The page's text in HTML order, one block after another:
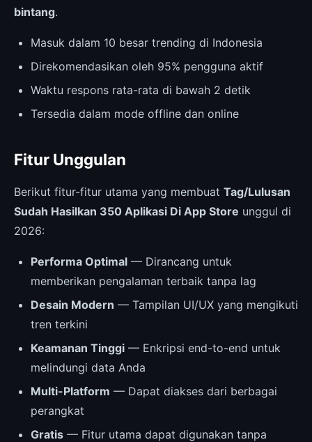
bintang.
Masuk dalam 10 besar trending di Indonesia
Direkomendasikan oleh 95% pengguna aktif
Waktu respons rata-rata di bawah 2 detik
Tersedia dalam mode offline dan online
Fitur Unggulan
Berikut fitur-fitur utama yang membuat Tag/Lulusan
Sudah Hasilkan 350 Aplikasi Di App Store unggul di
2026:
Performa Optimal — Dirancang untuk
memberikan pengalaman terbaik tanpa lag
Desain Modern — Tampilan UI/UX yang mengikuti
tren terkini
Keamanan Tinggi — Enkripsi end-to-end untuk
melindungi data Anda
Multi-Platform — Dapat diakses dari berbagai
perangkat
Gratis — Fitur utama dapat digunakan tanpa